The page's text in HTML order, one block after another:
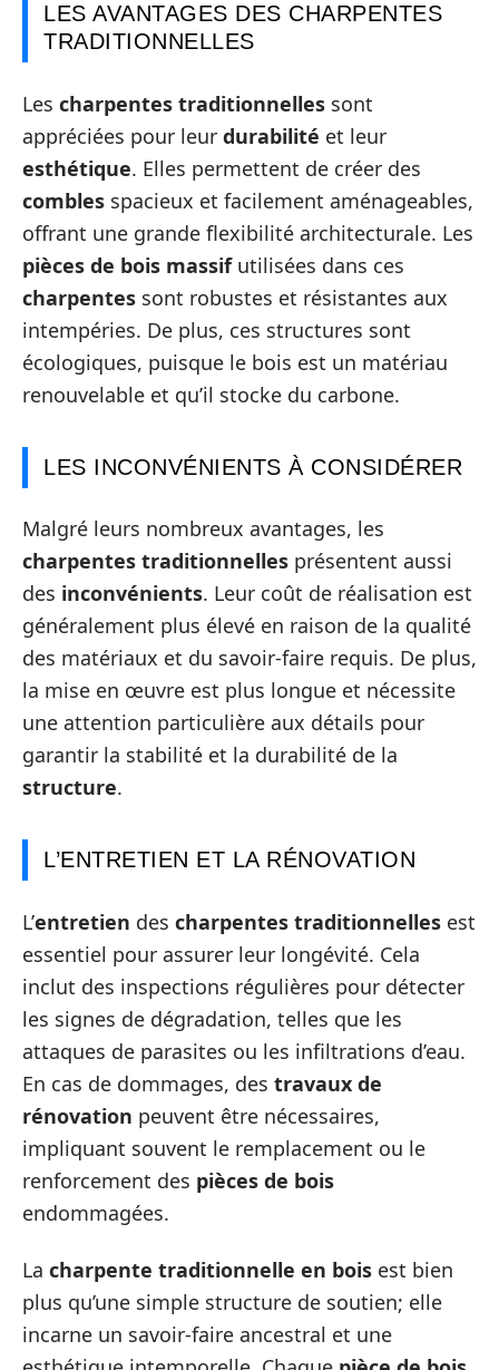
LES AVANTAGES DES CHARPENTES
TRADITIONNELLES
Les charpentes traditionnelles sont
appréciées pour leur durabilité et leur
esthétique. Elles permettent de créer des
combles spacieux et facilement aménageables,
offrant une grande flexibilité architecturale. Les
pièces de bois massifutilisées dans ces
charpentes sont robustes et résistantes aux
intempéries. De plus, ces structures sont
écologiques, puisque le bois est un matériau
renouvelable et qu’il stocke du carbone.
LES INCONVÉNIENTS À CONSIDÉRER
Malgré leurs nombreux avantages, les
charpentes traditionnelles présentent aussi
des inconvénients. Leur coût de réalisation est
généralement plus élevé en raison de la qualité
des matériaux et du savoir-faire requis. De plus,
la mise en œuvre est plus longue et nécessite
une attention particulière aux détails pour
garantir la stabilité et la durabilité de la
structure.
L’ENTRETIEN ET LA RÉNOVATION
L’entretien des charpentes traditionnelles est
essentiel pour assurer leur longévité. Cela
inclut des inspections régulières pour détecter
les signes de dégradation, telles que les
attaques de parasites ou les infiltrations d’eau.
En cas de dommages, des travaux de
rénovation peuvent être nécessaires,
impliquant souvent le remplacement ou le
renforcement des pièces de bois
endommagées.
La charpente traditionnelle en bois est bien
plus qu’une simple structure de soutien; elle
incarne un savoir-faire ancestral et une